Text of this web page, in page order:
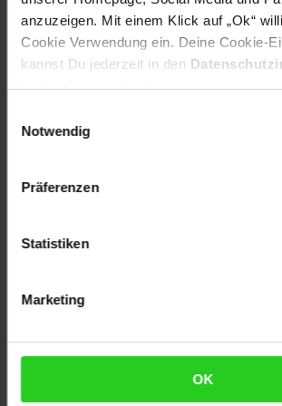
anzuzeigen. Mit einem Klick auf „Ok“
Cookie Verwendung ein. Deine Cookie-
kannst Du jederzeit in den
ändern bzw. widerrufen.
Notwendig
Präferenzen
Statistiken
Marketing
OK
Kennzeichnung
Netto Reisen TV-Shop